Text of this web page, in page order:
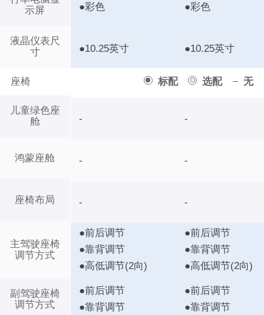
示屏
液晶仪表尺
寸
座椅 标配 选配 无
儿童绿色座
舱
鸿蒙座舱
座椅布局
主驾驶座椅
调节方式
副驾驶座椅
调节方式
●彩色 ●彩色
●10.25英寸 ●10.25英寸
- -
- -
- -
●前后调节
●靠背调节
●高低调节(2向)
●前后调节
●靠背调节
●高低调节(2向)
●前后调节
●靠背调节
●前后调节
●靠背调节